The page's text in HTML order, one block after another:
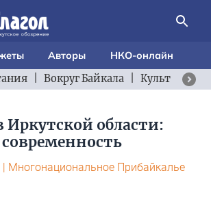
Авторы
НКО-онлайн
Вокруг Байкала Культурный
области:
| Многонациональное Прибайкалье